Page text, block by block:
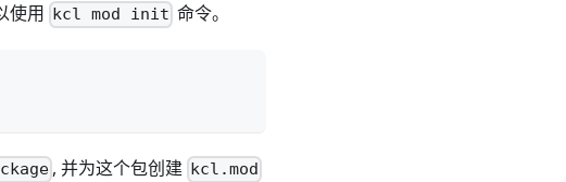
使用 kcl mod init 命令。
, 并为这个包创建 kcl.mod